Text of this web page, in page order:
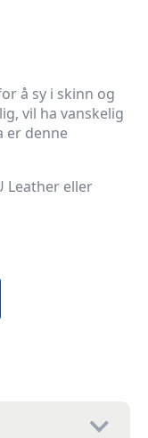
å sy i skinn og
vil ha vanskelig
er denne
Leather eller